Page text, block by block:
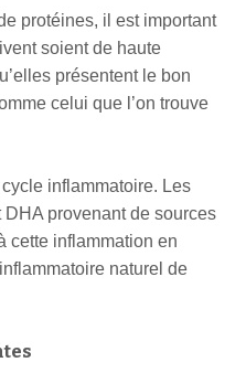
protéines, il est important
soient de haute
présentent le bon
celui que l’on trouve
inflammatoire. Les
provenant de sources
cette inflammation en
naturel de